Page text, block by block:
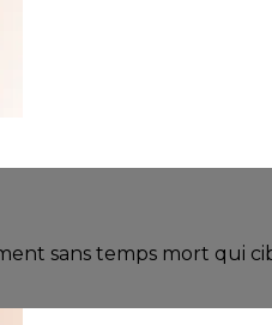
sans temps mort qui